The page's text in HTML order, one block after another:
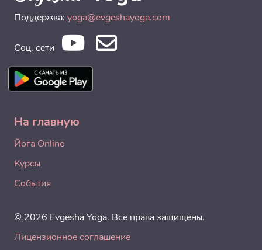
Поддержка: yoga@evgeshayoga.com
Соц. сети
На главную
Йога Online
Курсы
События
© 2026 Evgesha Yoga. Все права защищены.
Лицензионное соглашение